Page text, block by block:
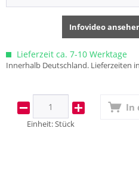
Infovideo
Lieferzeit ca. 7-10 Werktage
Innerhalb Deutschland. Lieferzeiten
Einheit:Stück
In